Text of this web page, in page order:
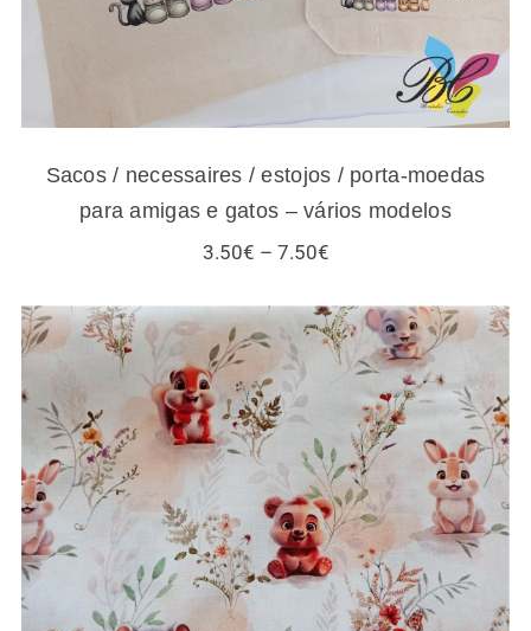
Sacos / necessaires / estojos / porta-moedas
para amigas e gatos – vários modelos
3.50€ – 7.50€Price
through
7.50€
Tecidos infantis – esquilos e outros